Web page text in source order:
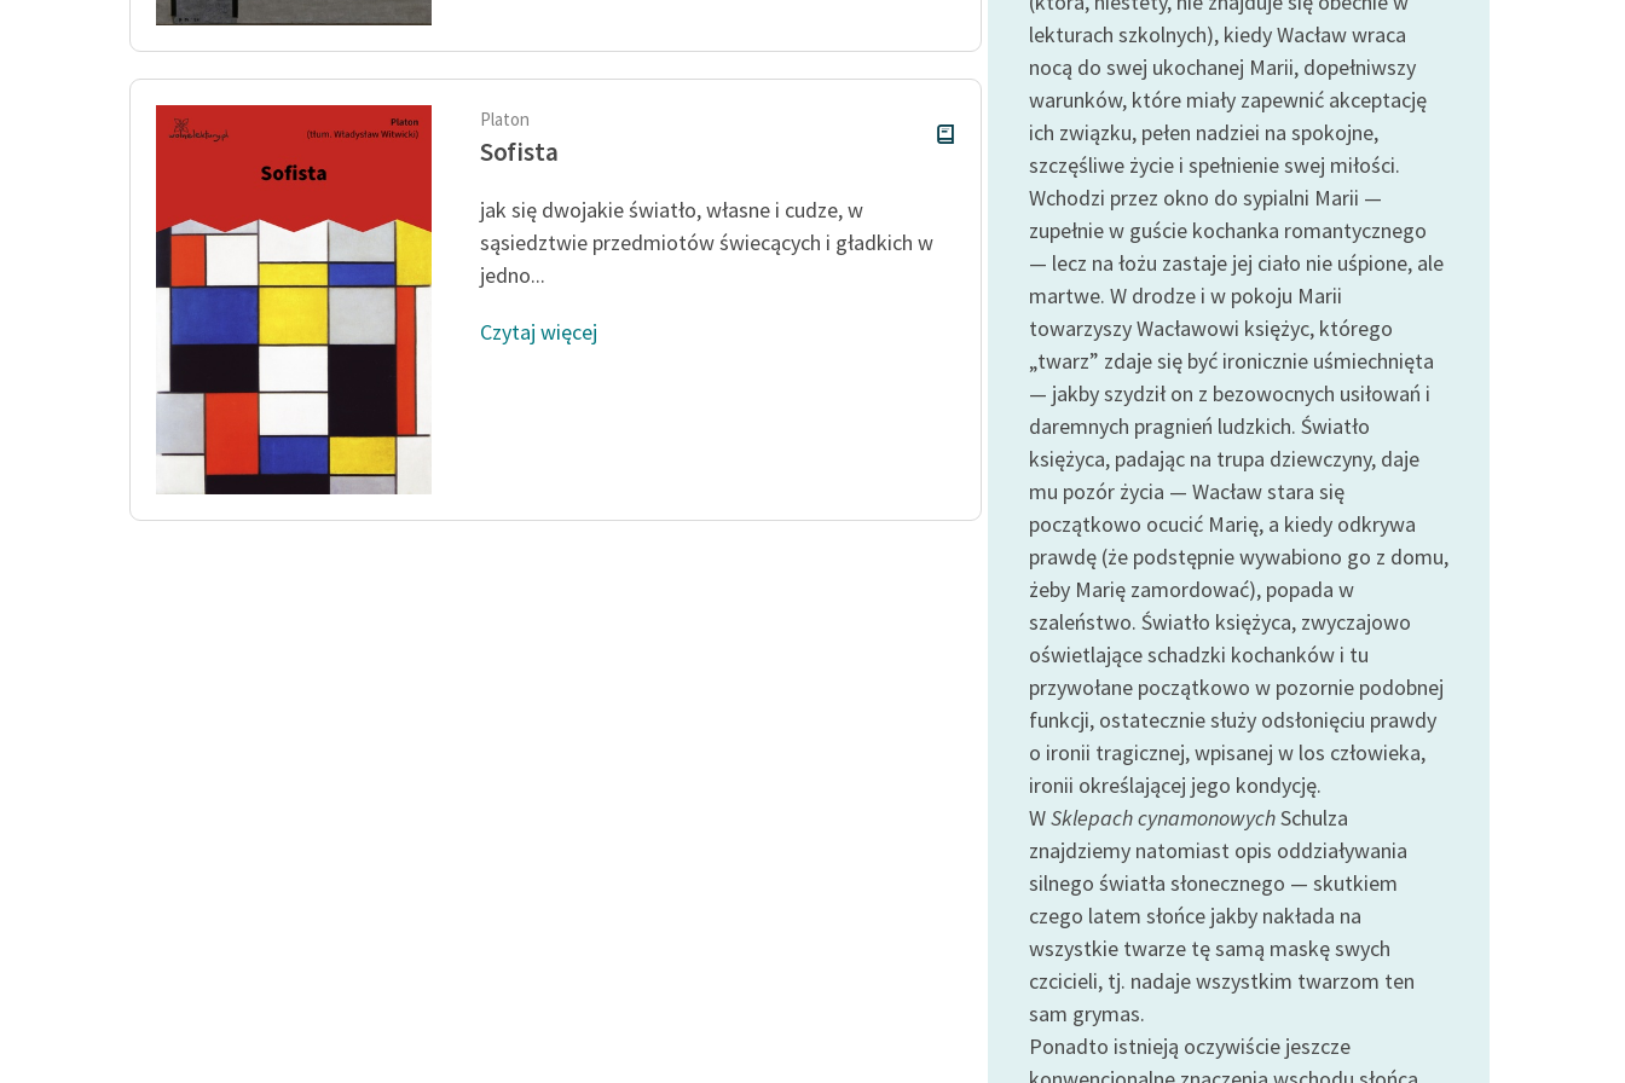
Odkurzamy bohaterów
Platon
Sofista
jak się dwojakie światło, własne i cudze, w
sąsiedztwie przedmiotów świecących i gładkich w
jedno...
Czytaj więcej
lekturach szkolnych), kiedy Wacław wraca
nocą do swej ukochanej Marii, dopełniwszy
warunków, które miały zapewnić akceptację
ich związku, pełen nadziei na spokojne,
szczęśliwe życie i spełnienie swej miłości.
Wchodzi przez okno do sypialni Marii —
zupełnie w guście kochanka romantycznego
— lecz na łożu zastaje jej ciało nie uśpione, ale
martwe. W drodze i w pokoju Marii
towarzyszy Wacławowi księżyc, którego
„twarz” zdaje się być ironicznie uśmiechnięta
— jakby szydził on z bezowocnych usiłowań i
daremnych pragnień ludzkich. Światło
księżyca, padając na trupa dziewczyny, daje
mu pozór życia — Wacław stara się
początkowo ocucić Marię, a kiedy odkrywa
prawdę (że podstępnie wywabiono go z domu,
żeby Marię zamordować), popada w
szaleństwo. Światło księżyca, zwyczajowo
oświetlające schadzki kochanków i tu
przywołane początkowo w pozornie podobnej
funkcji, ostatecznie służy odsłonięciu prawdy
o ironii tragicznej, wpisanej w los człowieka,
ironii określającej jego kondycję.
WSklepach cynamonowychSchulza
znajdziemy natomiast opis oddziaływania
silnego światła słonecznego — skutkiem
czego latem słońce jakby nakłada na
wszystkie twarze tę samą maskę swych
czcicieli, tj. nadaje wszystkim twarzom ten
sam grymas.
Ponadto istnieją oczywiście jeszcze